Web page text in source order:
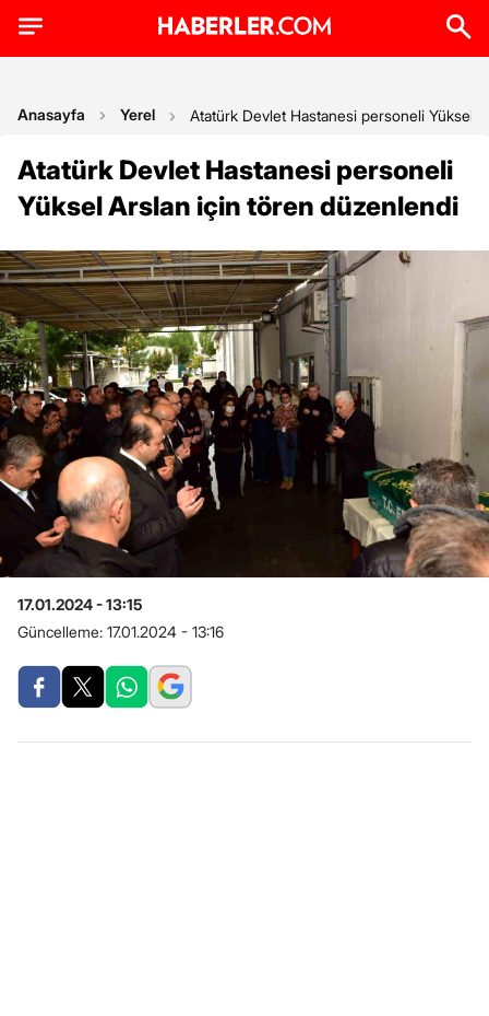
Anasayfa Yerel Atatürk Devlet Hastanesi personeli Yüksel
Atatürk Devlet Hastanesi personeli
Yüksel Arslan için tören düzenlendi
17.01.2024 - 13:15
Güncelleme: 17.01.2024 - 13:16